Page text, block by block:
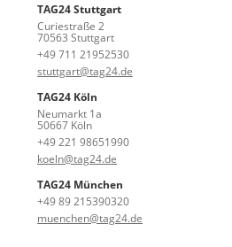
TAG24 Stuttgart
Curiestraße 2
70563 Stuttgart
+49 711 21952530
stuttgart@tag24.de
TAG24 Köln
Neumarkt 1a
50667 Köln
+49 221 98651990
koeln@tag24.de
TAG24 München
+49 89 215390320
muenchen@tag24.de